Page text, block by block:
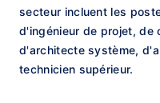
secteur incluent les
d'ingénieur de projet, de
d'architecte système,
technicien supérieur.